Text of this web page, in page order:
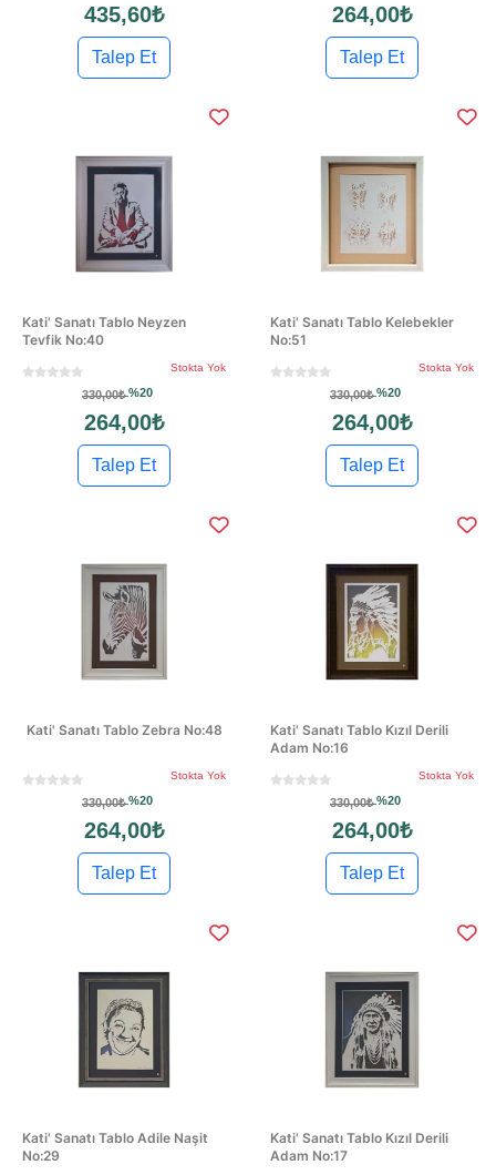
435,60₺
Talep Et
264,00₺
Talep Et
Kati' Sanatı Tablo Neyzen
Tevfik No:40
Stokta Yok
330,00₺%20
264,00₺
Talep Et
Kati' Sanatı Tablo Kelebekler
No:51
Stokta Yok
330,00₺%20
264,00₺
Talep Et
Kati' Sanatı Tablo Zebra No:48
Stokta Yok
330,00₺%20
264,00₺
Talep Et
Kati' Sanatı Tablo Kızıl Derili
Adam No:16
Stokta Yok
330,00₺%20
264,00₺
Talep Et
Kati' Sanatı Tablo Adile Naşit
No:29
Kati' Sanatı Tablo Kızıl Derili
Adam No:17